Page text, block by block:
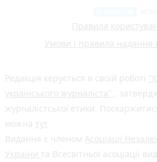
Правила
Умови і правила надання
Редакція керується в своїй роботі
українського журналіста"
,
журналістської етики.
можна тут
Видання є членом Асоціації
України та Всесвітньої асоціації